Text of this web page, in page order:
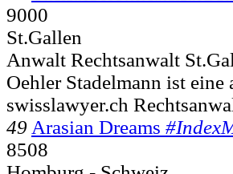
9000
St.Gallen
Anwalt Rechtsanwalt
Oehler Stadelmann ist eine
swisslawyer.ch
49 Arasian Dreams
8508